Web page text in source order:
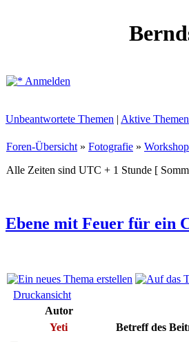
Anmelden
Unbeantwortete Themen | Aktive Themen
Foren-Übersicht » Fotografie »
Alle Zeiten sind UTC + 1 Stunde [
Ebene mit Feuer für ein
Druckansicht
Autor
Yeti
Betreff des